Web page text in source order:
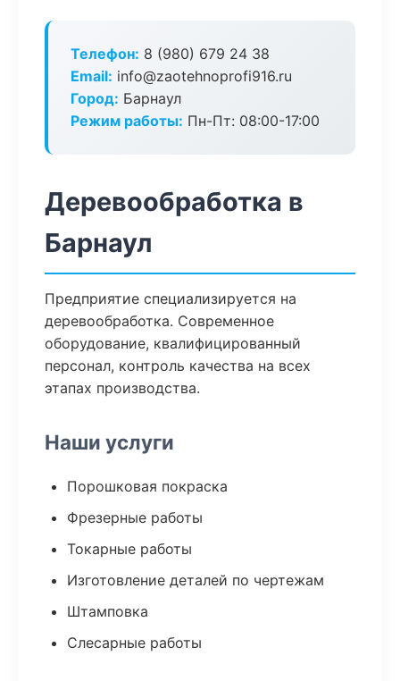
Телефон: 8 (980) 679 24 38
Email: info@zaotehnoprofi916.ru
Город: Барнаул
Режим работы: Пн-Пт: 08:00-17:00
Деревообработка в
Барнаул
Предприятие специализируется на
деревообработка. Современное
оборудование, квалифицированный
персонал, контроль качества на всех
этапах производства.
Наши услуги
Порошковая покраска
Фрезерные работы
Токарные работы
Изготовление деталей по чертежам
Штамповка
Слесарные работы